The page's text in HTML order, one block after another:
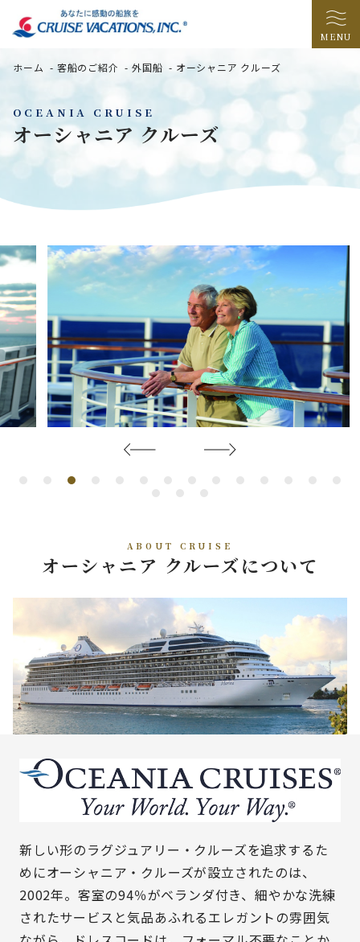
MENU
OCEANIA CRUISE
オーシャニア クルーズ
ホーム - 客船のご紹介 -外国船 - オーシャニア クルーズ
ABOUT CRUISE
オーシャニア クルーズについて
新しい形のラグジュアリー・クルーズを追求するた
めにオーシャニア・クルーズが設立されたのは、
2002年。客室の94％がベランダ付き、細やかな洗練
されたサービスと気品あふれるエレガントの雰囲気